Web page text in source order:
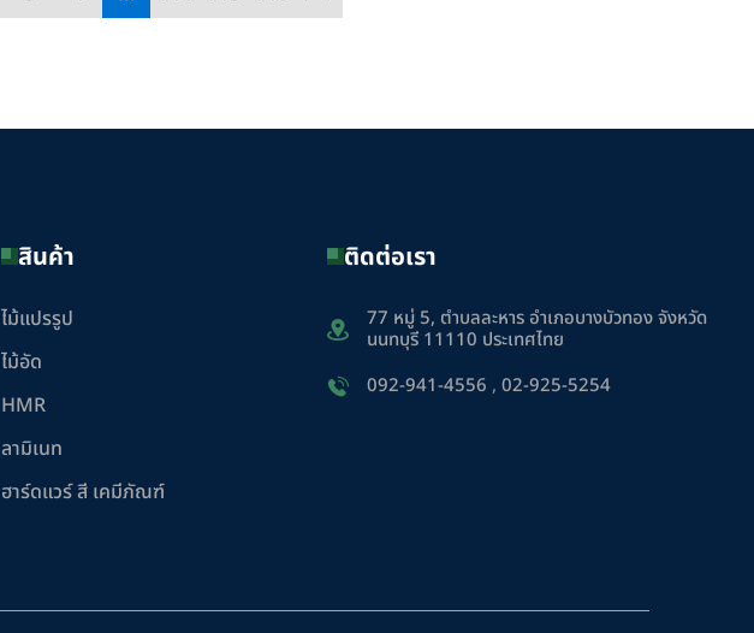
สินค้า
ไม้แปรรูป
ไม้อัด
HMR
ลามิเนท
ฮาร์ดแวร์ สี เคมีภัณฑ์
ติดต่อเรา
77 หมู่ 5, ตำบลละหาร อำเภอบางบัวทอง จังหวัด
นนทบุรี 11110 ประเทศไทย
092-941-4556 ,02-925-5254